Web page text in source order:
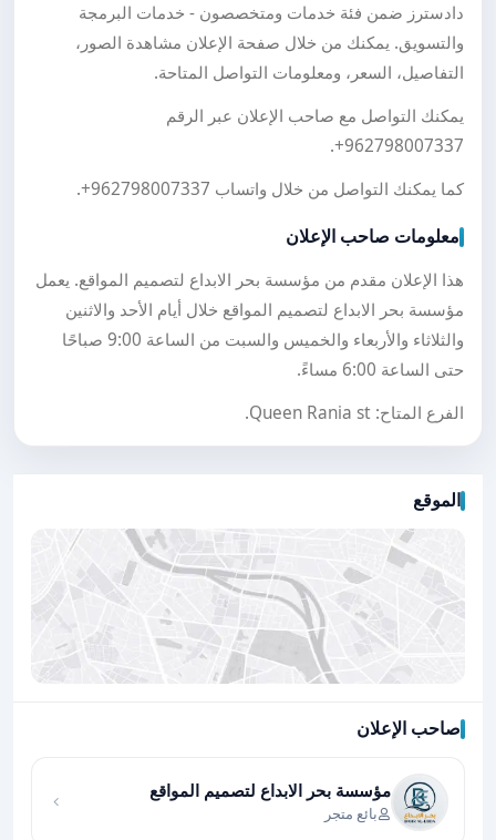
دادسترز ضمن فئة خدمات ومتخصصون - خدمات البرمجة
والتسويق. يمكنك من خلال صفحة الإعلان مشاهدة الصور،
التفاصيل، السعر، ومعلومات التواصل المتاحة.
يمكنك التواصل مع صاحب الإعلان عبر الرقم
+962798007337
.
كما يمكنك التواصل من خلال واتساب +962798007337
.
معلومات صاحب الإعلان
هذا الإعلان مقدم من مؤسسة بحر الابداع لتصميم المواقع. يعمل
مؤسسة بحر الابداع لتصميم المواقع خلال أيام الأحد والاثنين
والثلاثاء والأربعاء والخميس والسبت من الساعة 9:00 صباحًا
حتى الساعة 6:00 مساءً.
الفرع المتاح: Queen Rania st.
الموقع
صاحب الإعلان
مؤسسة بحر الابداع لتصميم المواقع
بائع متجر